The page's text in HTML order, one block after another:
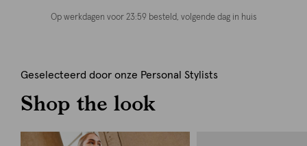
Op werkdagen voor 23:59 besteld, volgende dag in huis
Geselecteerd door onze Personal Stylists
Shop the look